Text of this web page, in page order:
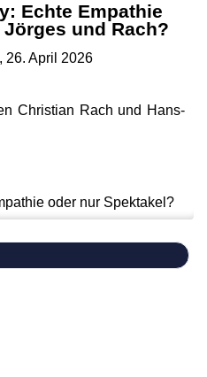
Echte Empathie
und Rach?
26. April 2026
Christian Rach und Hans-
oder nur Spektakel?
Werbepartner finden Sie